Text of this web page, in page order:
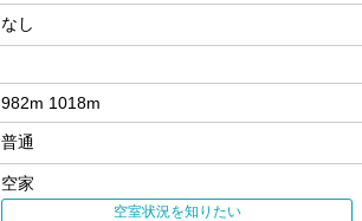
なし
982m 1018m
普通
空家
空室状況を知りたい